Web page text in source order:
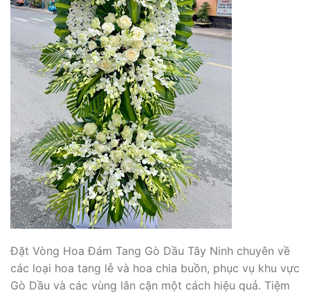
Đặt Vòng Hoa Đám Tang Gò Dầu Tây Ninh chuyên về
các loại hoa tang lễ và hoa chia buồn, phục vụ khu vực
Gò Dầu và các vùng lân cận một cách hiệu quả. Tiệm